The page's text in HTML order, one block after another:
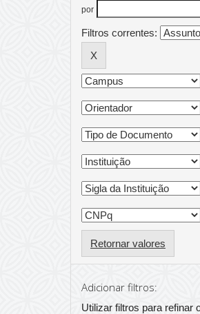
por
Filtros correntes:
Retornar valores
Adicionar filtros:
Utilizar filtros para refinar